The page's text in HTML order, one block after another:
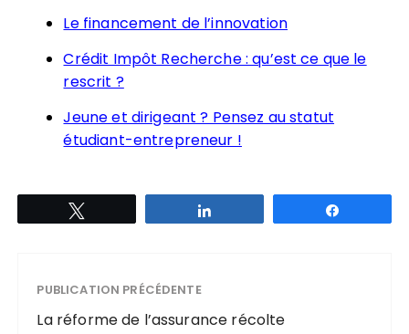
Le financement de l’innovation
Crédit Impôt Recherche : qu’est ce que le
rescrit ?
Jeune et dirigeant ? Pensez au statut
étudiant-entrepreneur !
PUBLICATION PRÉCÉDENTE
La réforme de l’assurance récolte